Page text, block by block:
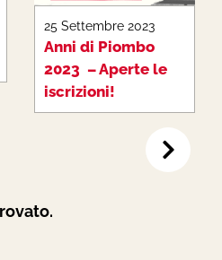
25 Settembre 2023
Anni di Piombo
2023 – Aperte le
iscrizioni!